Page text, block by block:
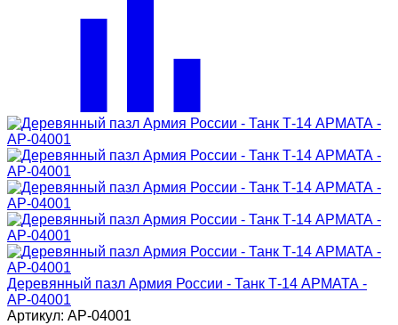
Деревянный пазл Армия России - Танк Т-14 АРМАТА -
АР-04001
Артикул: АР-04001